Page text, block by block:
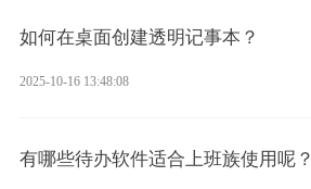
如何在桌面创建透明记事本？
2025-10-16 13:48:08
有哪些待办软件适合上班族使用呢？